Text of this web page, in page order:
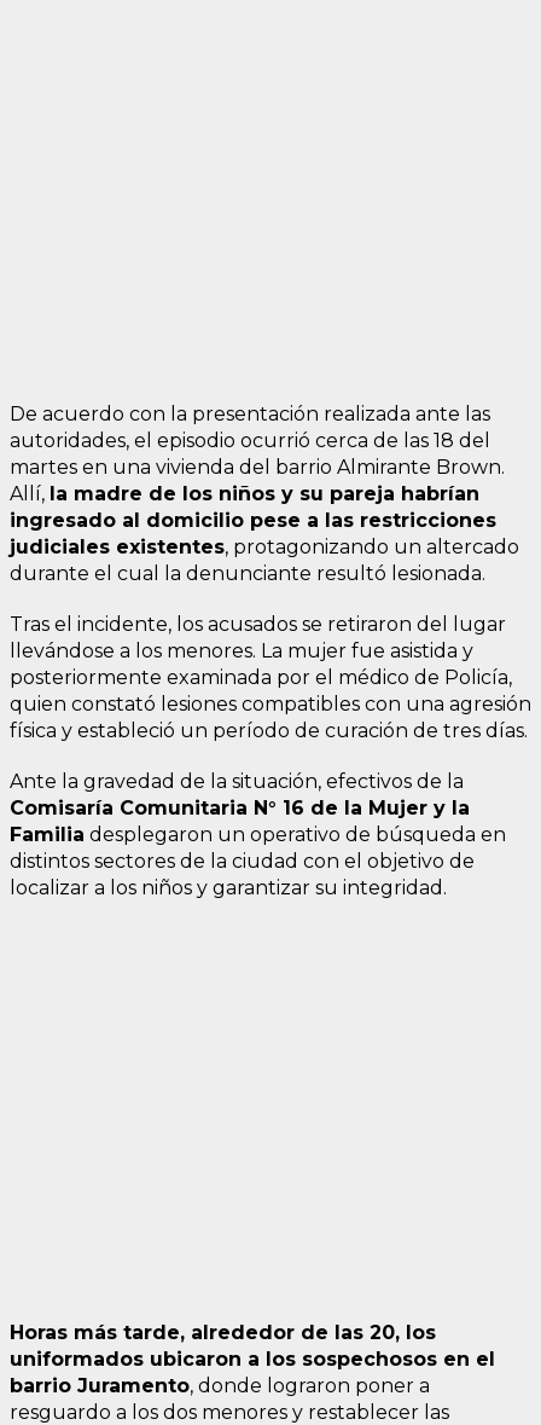
De acuerdo con la presentación realizada ante las
autoridades, el episodio ocurrió cerca de las 18 del
martes en una vivienda del barrio Almirante Brown.
Allí, la madre de los niños y su pareja habrían
ingresado al domicilio pese a las restricciones
judiciales existentes, protagonizando un altercado
durante el cual la denunciante resultó lesionada.
Tras el incidente, los acusados se retiraron del lugar
llevándose a los menores. La mujer fue asistida y
posteriormente examinada por el médico de Policía,
quien constató lesiones compatibles con una agresión
física y estableció un período de curación de tres días.
Ante la gravedad de la situación, efectivos de la
Comisaría Comunitaria N° 16 de la Mujer y la
Familia desplegaron un operativo de búsqueda en
distintos sectores de la ciudad con el objetivo de
localizar a los niños y garantizar su integridad.
Horas más tarde, alrededor de las 20, los
uniformados ubicaron a los sospechosos en el
barrio Juramento, donde lograron poner a
resguardo a los dos menores y restablecer las